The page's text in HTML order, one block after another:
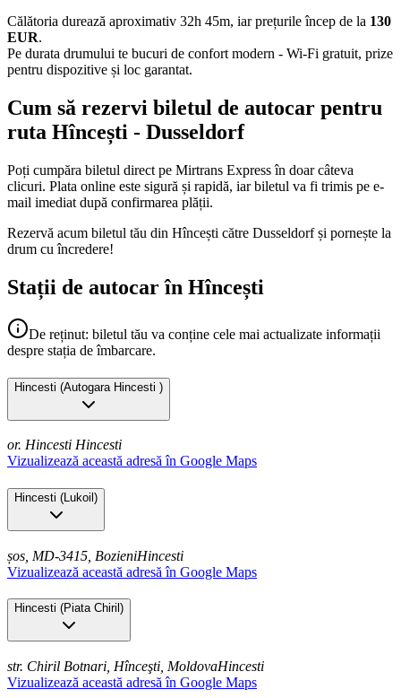
Călătoria durează aproximativ 32h 45m, iar prețurile încep de la 130
EUR.
Pe durata drumului te bucuri de confort modern - Wi-Fi gratuit, prize
pentru dispozitive și loc garantat.
Cum să rezervi biletul de autocar pentru
ruta Hîncești - Dusseldorf
Poți cumpăra biletul direct pe Mirtrans Express în doar câteva
clicuri. Plata online este sigură și rapidă, iar biletul va fi trimis pe e-
mail imediat după confirmarea plății.
Rezervă acum biletul tău din Hîncești către Dusseldorf și pornește la
drum cu încredere!
Stații de autocar în Hîncești
De reținut: biletul tău va conține cele mai actualizate informații
despre stația de îmbarcare.
Hincesti (Autogara Hincesti )
or. Hincesti Hincesti
Vizualizează această adresă în Google Maps
Hincesti (Lukoil )
șos, MD-3415, BozieniHincesti
Vizualizează această adresă în Google Maps
Hincesti (Piata Chiril )
str. Chiril Botnari, Hînceşti, MoldovaHincesti
Vizualizează această adresă în Google Maps